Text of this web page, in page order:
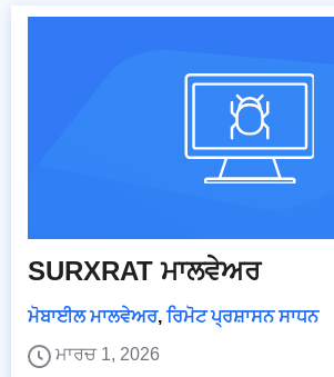
SURXRAT ਮਾਲਵੇਅਰ
ਮੋਬਾਈਲ ਮਾਲਵੇਅਰ, ਰਿਮੋਟ ਪ੍ਰਸ਼ਾਸਨ ਸਾਧਨ
ਮਾਰਚ 1, 2026